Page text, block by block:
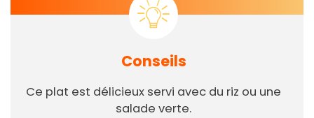
Conseils
Ce plat est délicieux servi avec du riz ou une
salade verte.